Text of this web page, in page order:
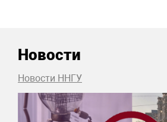
Новости
Новости ННГУ